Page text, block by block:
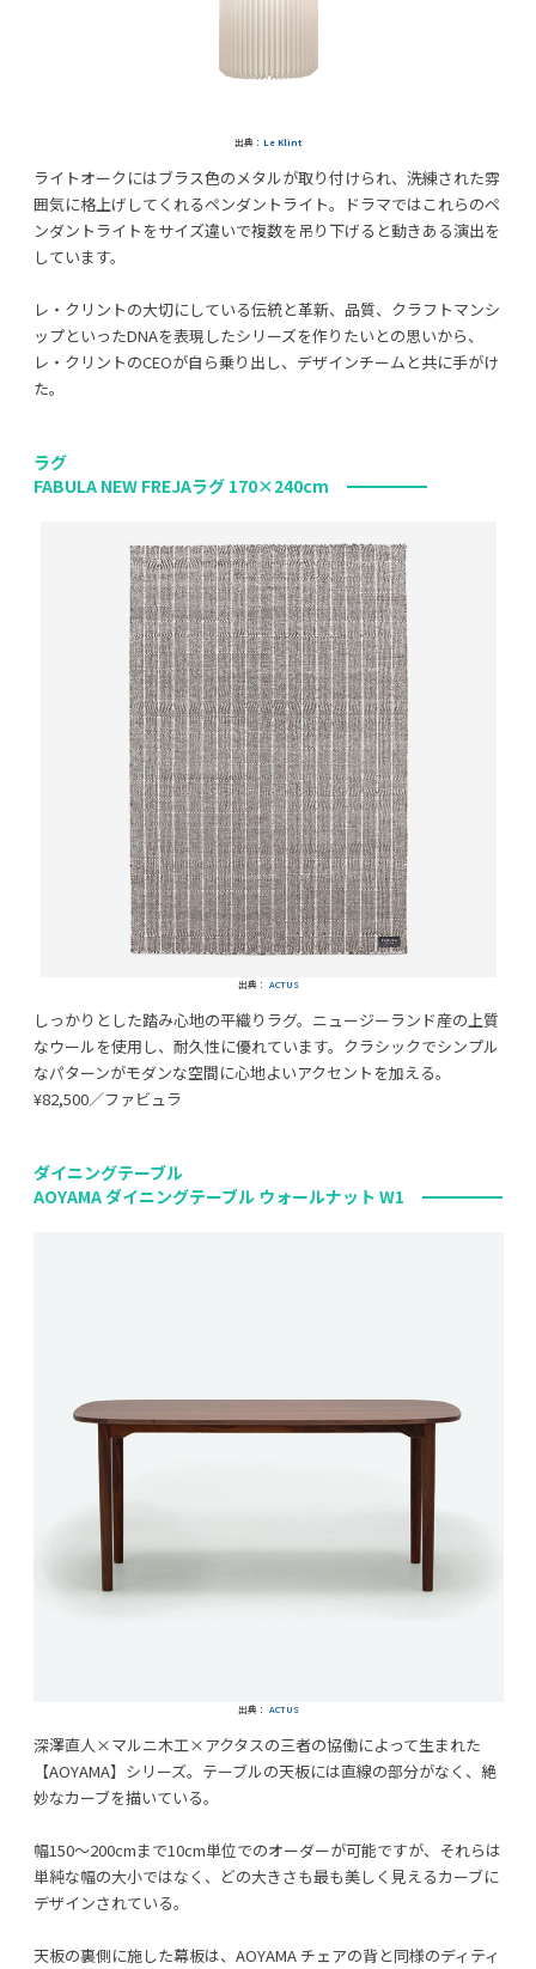
出典： Le Klint
ライトオークにはブラス色のメタルが取り付けられ、洗練された雰
囲気に格上げしてくれるペンダントライト。ドラマではこれらのペ
ンダントライトをサイズ違いで複数を吊り下げると動きある演出を
しています。
レ・クリントの大切にしている伝統と革新、品質、クラフトマンシ
ップといったDNAを表現したシリーズを作りたいとの思いから、
レ・クリントのCEOが自ら乗り出し、デザインチームと共に手がけ
た。
ラグ
FABULA NEW FREJAラグ 170×240cm
出典： ACTUS
しっかりとした踏み心地の平織りラグ。ニュージーランド産の上質
なウールを使用し、耐久性に優れています。クラシックでシンプル
なパターンがモダンな空間に心地よいアクセントを加える。
¥82,500／ファビュラ
ダイニングテーブル
AOYAMA ダイニングテーブル ウォールナット W1
出典： ACTUS
深澤直人×マルニ木工×アクタスの三者の協働によって生まれた
【AOYAMA】シリーズ。テーブルの天板には直線の部分がなく、絶
妙なカーブを描いている。
幅150～200cmまで10cm単位でのオーダーが可能ですが、それらは
単純な幅の大小ではなく、どの大きさも最も美しく見えるカーブに
デザインされている。
天板の裏側に施した幕板は、AOYAMA チェアの背と同様のディティ